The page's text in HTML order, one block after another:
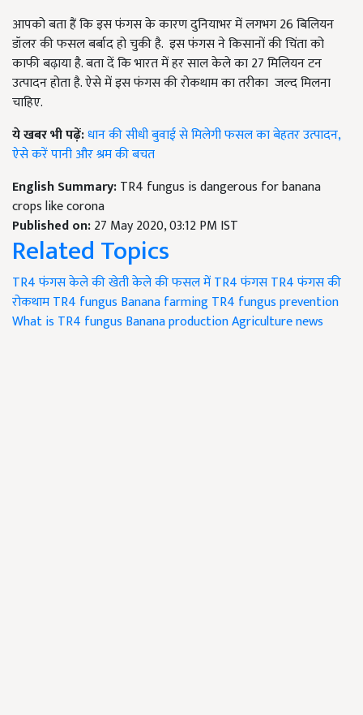
आपको बता हैं कि इस फंगस के कारण दुनियाभर में लगभग 26 बिलियन
डॉलर की फसल बर्बाद हो चुकी है. इस फंगस ने किसानों की चिंता को
काफी बढ़ाया है. बता दें कि भारत में हर साल केले का 27 मिलियन टन
उत्पादन होता है. ऐसे में इस फंगस की रोकथाम का तरीका जल्द मिलना
चाहिए.
ये खबर भी पढ़ें:धान की सीधी बुवाई से मिलेगी फसल का बेहतर उत्पादन,
ऐसे करें पानी और श्रम की बचत
English Summary:TR4 fungus is dangerous for banana
crops like corona
Published on:27 May 2020, 03:12 PM IST
Related Topics
TR4 फंगसकेले की खेतीकेले की फसल में TR4 फंगसTR4 फंगस की
रोकथामTR4 fungus Banana farmingTR4 fungus prevention
What is TR4 fungus Banana productionAgriculture news